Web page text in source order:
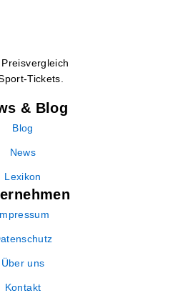
Preisvergleich
Tickets.
& Blog
Blog
News
Lexikon
Über uns
Kontakt